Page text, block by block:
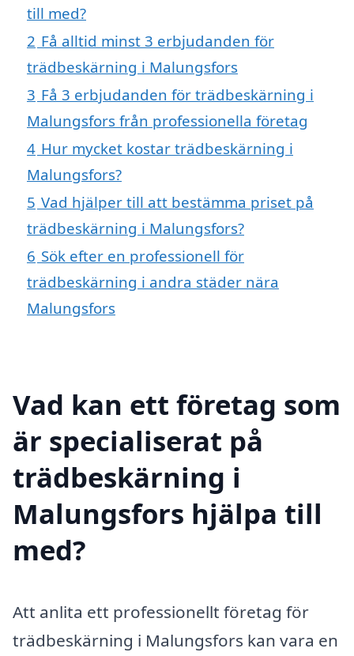
till med?
2 Få alltid minst 3 erbjudanden för
trädbeskärning i Malungsfors
3 Få 3 erbjudanden för trädbeskärning i
Malungsfors från professionella företag
4 Hur mycket kostar trädbeskärning i
Malungsfors?
5 Vad hjälper till att bestämma priset på
trädbeskärning i Malungsfors?
6 Sök efter en professionell för
trädbeskärning i andra städer nära
Malungsfors
Vad kan ett företag som
är specialiserat på
trädbeskärning i
Malungsfors hjälpa till
med?
Att anlita ett professionellt företag för
trädbeskärning i Malungsfors kan vara en